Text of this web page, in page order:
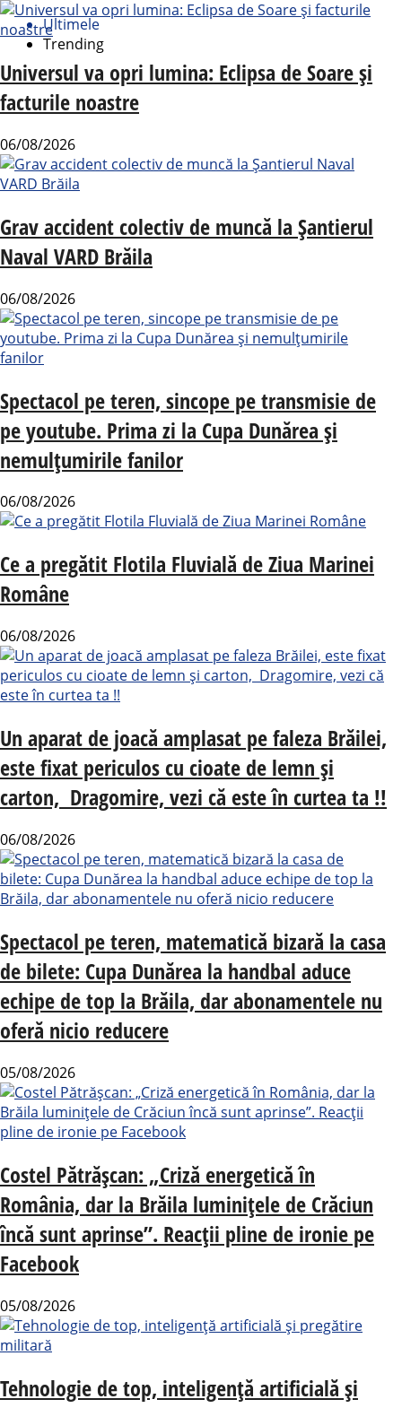
Ultimele
Trending
Universul va opri lumina: Eclipsa de Soare și
facturile noastre
06/08/2026
Grav accident colectiv de muncă la Șantierul
Naval VARD Brăila
06/08/2026
Spectacol pe teren, sincope pe transmisie de
pe youtube. Prima zi la Cupa Dunărea și
nemulțumirile fanilor
06/08/2026
Ce a pregătit Flotila Fluvială de Ziua Marinei
Române
06/08/2026
Un aparat de joacă amplasat pe faleza Brăilei,
este fixat periculos cu cioate de lemn și
carton, Dragomire, vezi că este în curtea ta !!
06/08/2026
Spectacol pe teren, matematică bizară la casa
de bilete: Cupa Dunărea la handbal aduce
echipe de top la Brăila, dar abonamentele nu
oferă nicio reducere
05/08/2026
Costel Pătrășcan: „Criză energetică în
România, dar la Brăila luminițele de Crăciun
încă sunt aprinse”. Reacții pline de ironie pe
Facebook
05/08/2026
Tehnologie de top, inteligență artificială și